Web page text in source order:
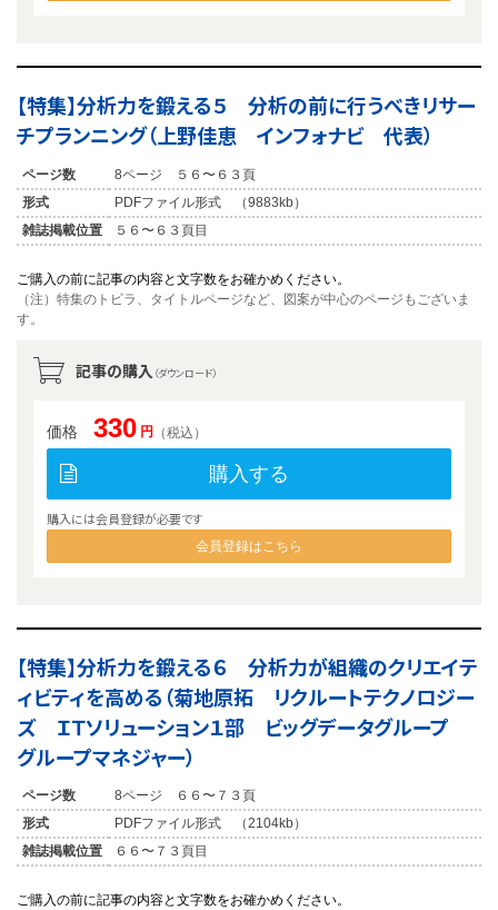
【特集】分析力を鍛える５ 分析の前に行うべきリサー
チプランニング（上野佳恵 インフォナビ 代表）
ページ数
8ページ ５６〜６３頁
形式
PDFファイル形式 （9883kb）
雑誌掲載位置
５６〜６３頁目
ご購入の前に記事の内容と文字数をお確かめください。
（注）特集のトビラ、タイトルページなど、図案が中心のページもございま
す。
記事の購入 （ダウンロード）
価格 330 円 （税込）
購入する
購入には会員登録が必要です
会員登録はこちら
【特集】分析力を鍛える６ 分析力が組織のクリエイテ
ィビティを高める（菊地原拓 リクルートテクノロジー
ズ ＩＴソリューション１部 ビッグデータグループ
グループマネジャー）
ページ数
8ページ ６６〜７３頁
形式
PDFファイル形式 （2104kb）
雑誌掲載位置
６６〜７３頁目
ご購入の前に記事の内容と文字数をお確かめください。